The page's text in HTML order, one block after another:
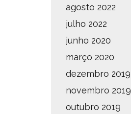
agosto 2022
julho 2022
junho 2020
março 2020
dezembro 2019
novembro 2019
outubro 2019